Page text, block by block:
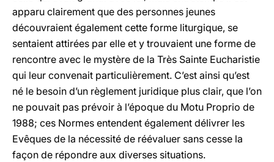
apparu clairement que des personnes jeunes
découvraient également cette forme liturgique, se
sentaient attirées par elle et y trouvaient une forme de
rencontre avec le mystère de la Très Sainte Eucharistie
qui leur convenait particulièrement. C’est ainsi qu’est
né le besoin d’un règlement juridique plus clair, que l’on
ne pouvait pas prévoir à l’époque du Motu Proprio de
1988; ces Normes entendent également délivrer les
Evêques de la nécessité de réévaluer sans cesse la
façon de répondre aux diverses situations.